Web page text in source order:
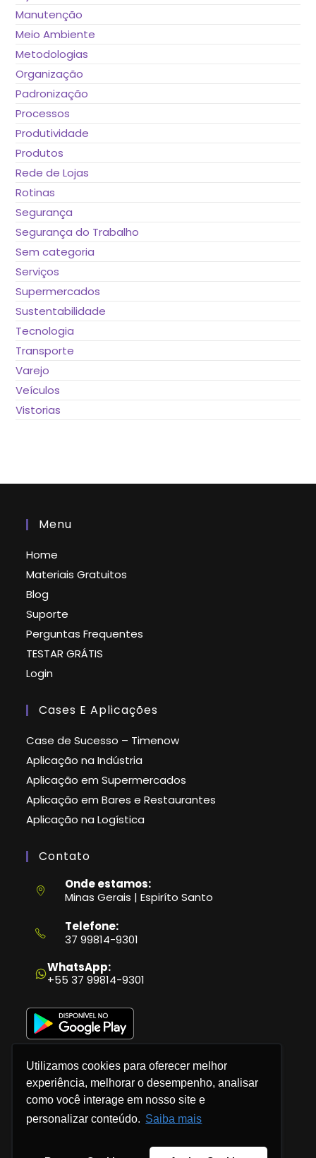
Utilizamos cookies para oferecer melhor
experiência, melhorar o desempenho, analisar
como você interage em nosso site e
personalizar conteúdo. Saiba mais
Manutenção
Meio Ambiente
Metodologias
Organização
Padronização
Processos
Produtividade
Produtos
Rede de Lojas
Rotinas
Segurança
Segurança do Trabalho
Sem categoria
Serviços
Supermercados
Sustentabilidade
Tecnologia
Transporte
Varejo
Veículos
Vistorias
Menu
Home
Materiais Gratuitos
Blog
Suporte
Perguntas Frequentes
TESTAR GRÁTIS
Login
Cases E Aplicações
Case de Sucesso – Timenow
Aplicação na Indústria
Aplicação em Supermercados
Aplicação em Bares e Restaurantes
Aplicação na Logística
Contato
Onde estamos:
Minas Gerais | Espiríto Santo
Telefone:
37 99814-9301
em
seu
aplicativo
WhatsApp:
+55 37 99814-9301
Política de Privacidade